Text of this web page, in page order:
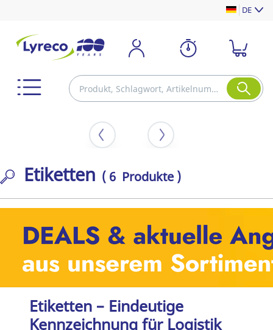
DE
Etiketten ( 6 Produkte )
Etiketten – Eindeutige
Kennzeichnung für Logistik